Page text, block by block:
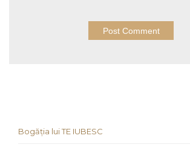
Bogăția lui TE IUBESC